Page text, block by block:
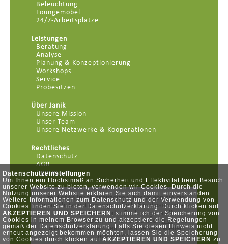
Datenschutzeinstellungen
Um Ihnen ein Höchstmaß an Sicherheit und Effektivität beim Besuch
unserer Website zu bieten, verwenden wir Cookies. Durch die
Nutzung unserer Website erklären Sie sich damit einverstanden.
Weitere Informationen zum Datenschutz und der Verwendung von
Cookies finden Sie in der Datenschutzerklärung. Durch klicken auf
AKZEPTIEREN UND SPEICHERN , stimme ich der Speicherung von
Cookies in meinem Browser zu und akzeptiere die Regelungen
gemäß der Datenschutzerklärung. Falls Sie diesen Hinweis nicht
erneut angezeigt bekommen möchten, lassen Sie die Speicherung
von Cookies durch klicken auf AKZEPTIEREN UND SPEICHERN zu.
Beleuchtung
Loungemöbel
24/7-Arbeitsplätze
Leistungen
Beratung
Analyse
Planung & Konzeptionierung
Workshops
Service
Probesitzen
Über Janik
Unsere Mission
Unser Team
Unsere Netzwerke & Kooperationen
Rechtliches
Datenschutz
AGB
Impressum